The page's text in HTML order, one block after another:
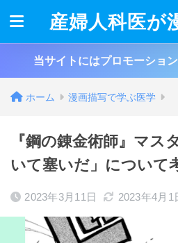
産婦人科医が
当サイトにはプロモーショ
ホーム 漫画描写で学ぶ医学
『鋼の錬金術師』マス
いて塞いだ」について
2023年3月11日 2023年4月1